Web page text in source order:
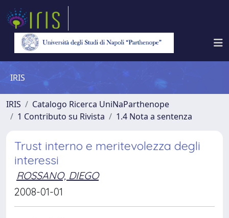
IRIS
IRIS
Catalogo Ricerca UniNaParthenope
1 Contributo su Rivista
1.4 Nota a sentenza
Trust interno e meritevolezza degli
interessi
ROSSANO, DIEGO
2008-01-01